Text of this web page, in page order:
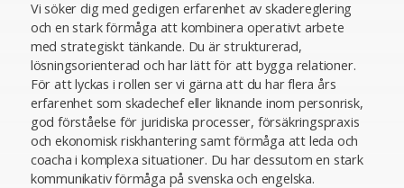
Vi söker dig med gedigen erfarenhet av skadereglering
och en stark förmåga att kombinera operativt arbete
med strategiskt tänkande. Du är strukturerad,
lösningsorienterad och har lätt för att bygga relationer.
För att lyckas i rollen ser vi gärna att du har flera års
erfarenhet som skadechef eller liknande inom personrisk,
god förståelse för juridiska processer, försäkringspraxis
och ekonomisk riskhantering samt förmåga att leda och
coacha i komplexa situationer. Du har dessutom en stark
kommunikativ förmåga på svenska och engelska.